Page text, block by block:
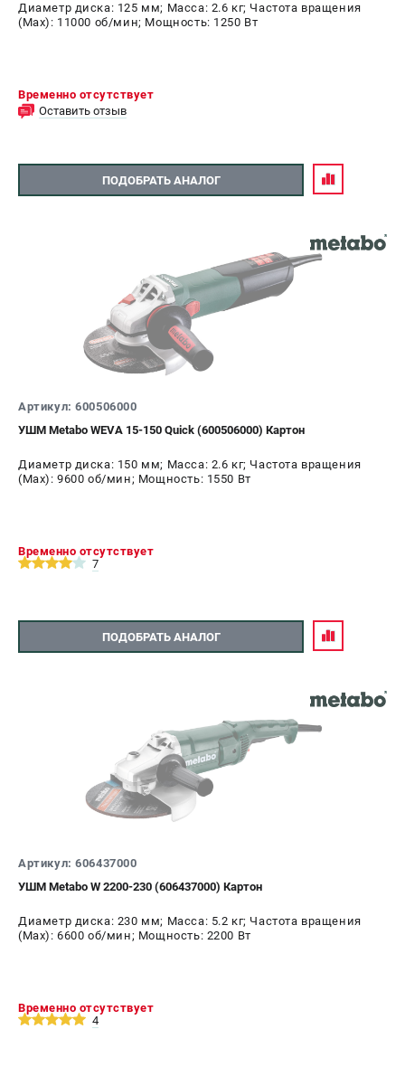
Диаметр диска: 125 мм; Масса: 2.6 кг; Частота вращения
(Max): 11000 об/мин; Мощность: 1250 Вт
Временно отсутствует
Оставить отзыв
ПОДОБРАТЬ АНАЛОГ
Артикул: 600506000
УШМ Metabo WEVA 15-150 Quick (600506000) Картон
Диаметр диска: 150 мм; Масса: 2.6 кг; Частота вращения
(Max): 9600 об/мин; Мощность: 1550 Вт
Временно отсутствует
7
ПОДОБРАТЬ АНАЛОГ
Артикул: 606437000
УШМ Metabo W 2200-230 (606437000) Картон
Диаметр диска: 230 мм; Масса: 5.2 кг; Частота вращения
(Max): 6600 об/мин; Мощность: 2200 Вт
Временно отсутствует
4